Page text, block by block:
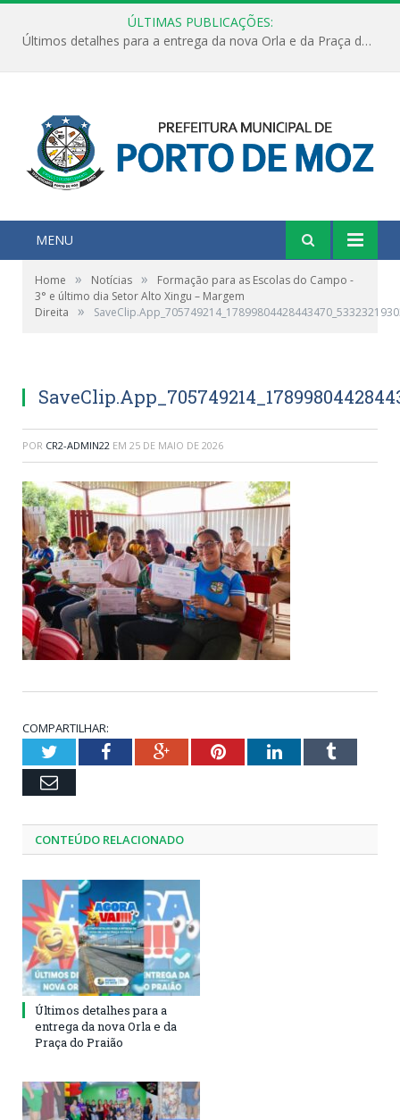
ÚLTIMAS PUBLICAÇÕES:
Últimos detalhes para a entrega da nova Orla e da Praça do Praião
MENU
Home » Notícias »
Formação para as Escolas do Campo -
3° e último dia Setor Alto Xingu – Margem
Direita
»
POR CR2-ADMIN22 EM 25 DE MAIO DE 2026
COMPARTILHAR:
TwitterFacebookGoogle+PinterestLinkedInTumblr
Email
CONTEÚDO RELACIONADO
Últimos detalhes para a
entrega da nova Orla e da
Praça do Praião